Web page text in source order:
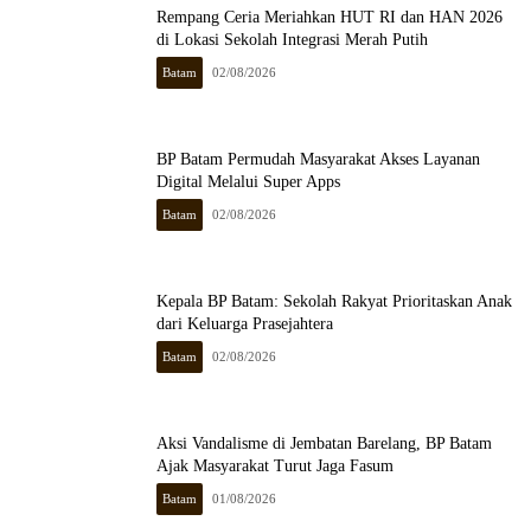
Rempang Ceria Meriahkan HUT RI dan HAN 2026
di Lokasi Sekolah Integrasi Merah Putih
Batam 02/08/2026
BP Batam Permudah Masyarakat Akses Layanan
Digital Melalui Super Apps
Batam 02/08/2026
Kepala BP Batam: Sekolah Rakyat Prioritaskan Anak
dari Keluarga Prasejahtera
Batam 02/08/2026
Aksi Vandalisme di Jembatan Barelang, BP Batam
Ajak Masyarakat Turut Jaga Fasum
Batam 01/08/2026